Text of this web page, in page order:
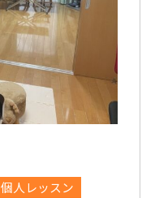
個人レッスン